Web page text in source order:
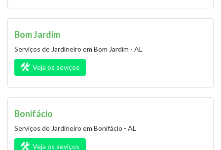
Bom Jardim
Serviços de Jardineiro em Bom Jardim - AL
Veja os seviços
Bonifácio
Serviços de Jardineiro em Bonifácio - AL
Veja os seviços